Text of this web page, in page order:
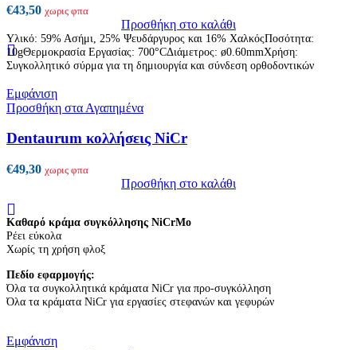
€43,50 χωρις φπα
Προσθήκη στο καλάθι
Υλικό: 59% Ασήμι, 25% Ψευδάργυρος και 16% ΧαλκόςΠοσότητα:
10gΘερμοκρασία Εργασίας: 700°CΔιάμετρος: ø0.60mmΧρήση:
Συγκολλητικό σύρμα για τη δημιουργία και σύνδεση ορθοδοντικών
Εμφάνιση
Προσθήκη στα Αγαπημένα
Dentaurum κολλήσεις NiCr
€49,30 χωρις φπα
Προσθήκη στο καλάθι
Καθαρό κράμα συγκόλλησης NiCrMo
Ρέει εύκολα
Χωρίς τη χρήση φλοξ
Πεδίο εφαρμογής:
Όλα τα συγκολλητικά κράματα NiCr για προ-συγκόλληση
Όλα τα κράματα NiCr για εργασίες στεφανών και γεφυρών
Εμφάνιση